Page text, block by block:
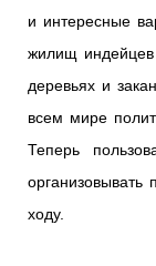
и интересные
жилищ
деревьях и
всем мире
Теперь
ходу.